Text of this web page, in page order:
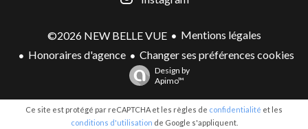
©2026 NEW BELLE VUE
Mentions légales
Honoraires d'agence
Changer ses préférences cookies
Design by
Apimo™
Ce site est protégé par reCAPTCHA et les règles de confidentialité et les
conditions d'utilisation de Google s'appliquent.